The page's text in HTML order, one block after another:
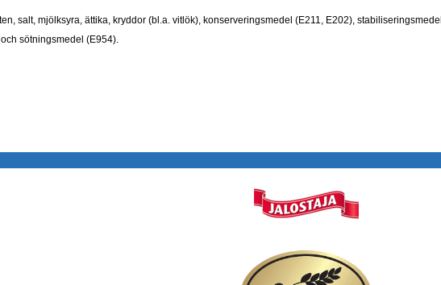
salt, mjölksyra, ättika, kryddor (bl.a. vitlök), konserveringsmedel (E211, E202), stabiliseringsmedel
sötningsmedel (E954).